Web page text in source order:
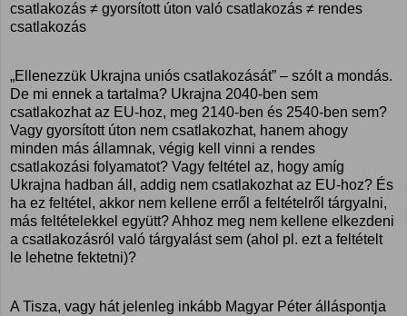
csatlakozás ≠ gyorsított úton való csatlakozás ≠ rendes
csatlakozás
„Ellenezzük Ukrajna uniós csatlakozását” – szólt a mondás.
De mi ennek a tartalma? Ukrajna 2040-ben sem
csatlakozhat az EU-hoz, meg 2140-ben és 2540-ben sem?
Vagy gyorsított úton nem csatlakozhat, hanem ahogy
minden más államnak, végig kell vinni a rendes
csatlakozási folyamatot? Vagy feltétel az, hogy amíg
Ukrajna hadban áll, addig nem csatlakozhat az EU-hoz? És
ha ez feltétel, akkor nem kellene erről a feltételről tárgyalni,
más feltételekkel együtt? Ahhoz meg nem kellene elkezdeni
a csatlakozásról való tárgyalást sem (ahol pl. ezt a feltételt
le lehetne fektetni)?
A Tisza, vagy hát jelenleg inkább Magyar Péter álláspontja